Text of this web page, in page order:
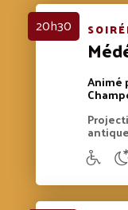
20h30
Animé